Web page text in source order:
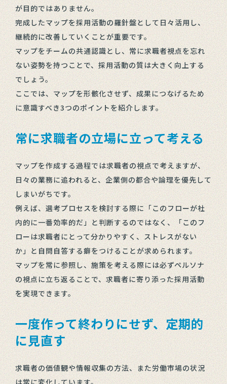
が目的ではありません。
完成したマップを採用活動の羅針盤として日々活用し、
継続的に改善していくことが重要です。
マップをチームの共通認識とし、常に求職者視点を忘れ
ない姿勢を持つことで、採用活動の質は大きく向上する
でしょう。
ここでは、マップを形骸化させず、成果につなげるため
に意識すべき3つのポイントを紹介します。
常に求職者の立場に立って考える
マップを作成する過程では求職者の視点で考えますが、
日々の業務に追われると、企業側の都合や論理を優先して
しまいがちです。
例えば、選考プロセスを検討する際に「このフローが社
内的に一番効率的だ」と判断するのではなく、「このフ
ローは求職者にとって分かりやすく、ストレスがない
か」と自問自答する癖をつけることが求められます。
マップを常に参照し、施策を考える際には必ずペルソナ
の視点に立ち返ることで、求職者に寄り添った採用活動
を実現できます。
一度作って終わりにせず、定期的
に見直す
求職者の価値観や情報収集の方法、また労働市場の状況
は常に変化しています。